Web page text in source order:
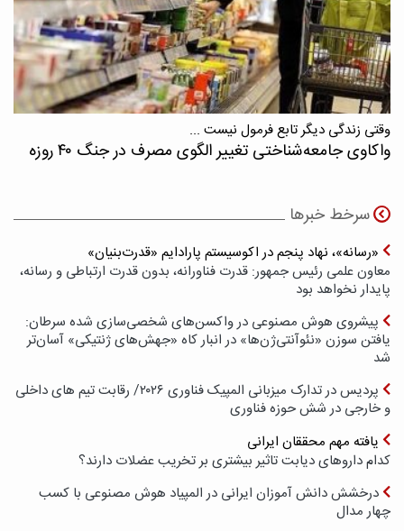
وقتی زندگی دیگر تابع فرمول نیست ...
واکاوی جامعه‌شناختی تغییر الگوی مصرف در جنگ ۴۰ روزه
سرخط خبرها
«رسانه»، نهاد پنجم در اکوسیستم پارادایم «قدرت‌بنیان»
معاون علمی رئیس جمهور: قدرت فناورانه، بدون قدرت ارتباطی و رسانه،
پایدار نخواهد بود
پیشروی هوش مصنوعی در واکسن‌های شخصی‌سازی شده سرطان:
یافتن سوزن «نئوآنتی‌ژن‌ها» در انبار کاه «جهش‌های ژنتیکی» آسان‌تر
شد
پردیس در تدارک میزبانی المپیک فناوری ۲۰۲۶/ رقابت تیم های داخلی
و خارجی در شش حوزه فناوری
یافته مهم محققان ایرانی
کدام داروهای دیابت تاثیر بیشتری بر تخریب عضلات دارند؟
درخشش دانش آموزان ایرانی در المپیاد هوش مصنوعی با کسب
چهار مدال